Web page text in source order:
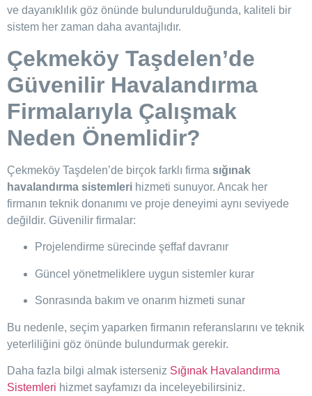
ve dayanıklılık göz önünde bulundurulduğunda, kaliteli bir
sistem her zaman daha avantajlıdır.
Çekmeköy Taşdelen’de
Güvenilir Havalandırma
Firmalarıyla Çalışmak
Neden Önemlidir?
Çekmeköy Taşdelen’de birçok farklı firma sığınak
havalandırma sistemleri hizmeti sunuyor. Ancak her
firmanın teknik donanımı ve proje deneyimi aynı seviyede
değildir. Güvenilir firmalar:
Projelendirme sürecinde şeffaf davranır
Güncel yönetmeliklere uygun sistemler kurar
Sonrasında bakım ve onarım hizmeti sunar
Bu nedenle, seçim yaparken firmanın referanslarını ve teknik
yeterliliğini göz önünde bulundurmak gerekir.
Daha fazla bilgi almak isterseniz Sığınak Havalandırma
Sistemleri hizmet sayfamızı da inceleyebilirsiniz.